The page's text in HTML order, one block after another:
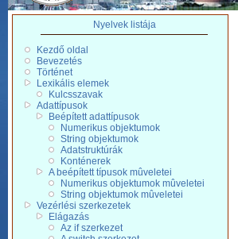
Nyelvek listája
Kezdő oldal
Bevezetés
Történet
Lexikális elemek
Kulcsszavak
Adattípusok
Beépített adattípusok
Numerikus objektumok
String objektumok
Adatstruktúrák
Konténerek
A beépített típusok mûveletei
Numerikus objektumok mûveletei
String objektumok mûveletei
Vezérlési szerkezetek
Elágazás
Az if szerkezet